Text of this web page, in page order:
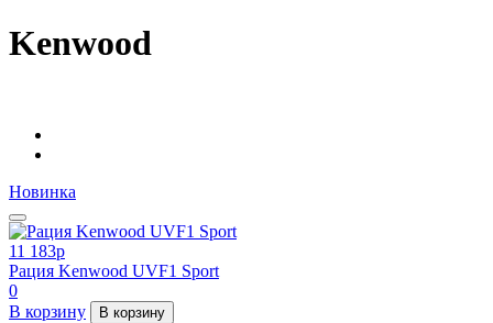
Kenwood
Новинка
11 183p
Рация Kenwood UVF1 Sport
0
В корзину
В корзину